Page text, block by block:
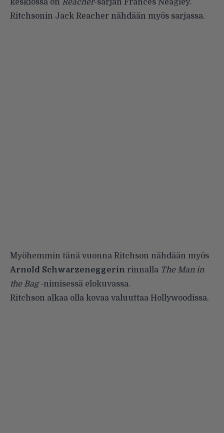
keskiössä on Reacher-sarjan Frances Neagley.
Ritchsonin Jack Reacher nähdään myös sarjassa.
Myöhemmin tänä vuonna Ritchson nähdään myös
Arnold Schwarzeneggerin rinnalla The Man in
the Bag-nimisessä elokuvassa.
Ritchson alkaa olla kovaa valuuttaa Hollywoodissa.